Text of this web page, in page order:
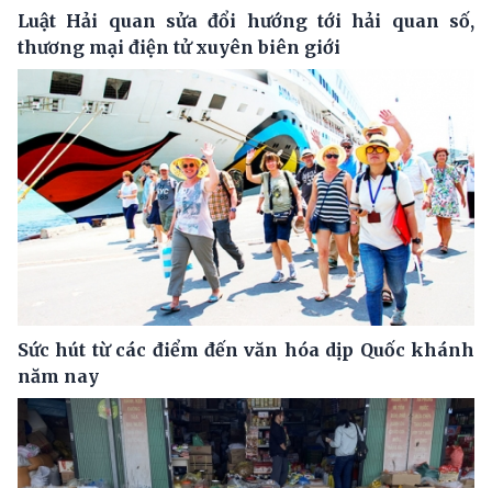
Luật Hải quan sửa đổi hướng tới hải quan số,
thương mại điện tử xuyên biên giới
Sức hút từ các điểm đến văn hóa dịp Quốc khánh
năm nay